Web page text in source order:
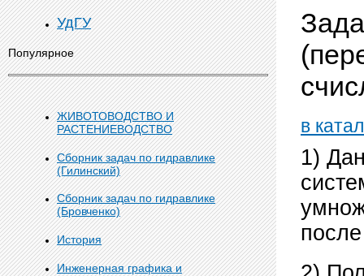
УдГУ
Популярное
ЖИВОТОВОДСТВО И
РАСТЕНИЕВОДСТВО
Сборник задач по гидравлике
(Гилинский)
Сборник задач по гидравлике
(Бровченко)
История
Инженерная графика и
в
1)